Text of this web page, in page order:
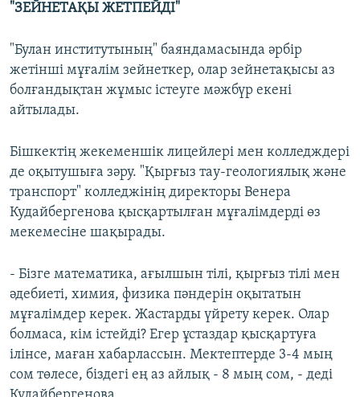
"ЗЕЙНЕТАҚЫ ЖЕТПЕЙДІ"
"Булан институтының" баяндамасында әрбір
жетінші мұғалім зейнеткер, олар зейнетақысы аз
болғандықтан жұмыс істеуге мәжбүр екені
айтылады.
Бішкектің жекеменшік лицейлері мен колледждері
де оқытушыға зәру. "Қырғыз тау-геологиялық және
транспорт" колледжінің директоры Венера
Кудайбергенова қысқартылған мұғалімдерді өз
мекемесіне шақырады.
- Бізге математика, ағылшын тілі, қырғыз тілі мен
әдебиеті, химия, физика пәндерін оқытатын
мұғалімдер керек. Жастарды үйрету керек. Олар
болмаса, кім істейді? Егер ұстаздар қысқартуға
ілінсе, маған хабарлассын. Мектептерде 3-4 мың
сом төлесе, біздегі ең аз айлық - 8 мың сом, - деді